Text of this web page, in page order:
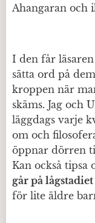
Ahangaran och
I den får
sätta ord på
kroppen när
skäms. Jag och
läggdags varje
om och
öppnar dörren
Kan också tipsa
går på lågstadiet
för lite äldre